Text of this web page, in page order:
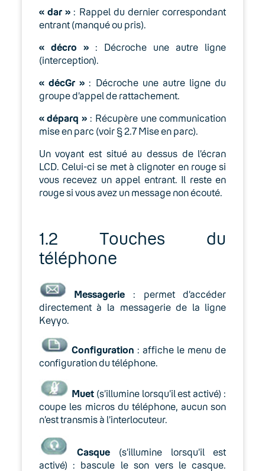
« dar » : Rappel du dernier correspondant
entrant (manqué ou pris).
« décro »: Décroche une autre ligne
(interception).
« décGr » : Décroche une autre ligne du
groupe d’appel de rattachement.
« déparq » : Récupère une communication
mise en parc (voir § 2.7 Mise en parc).
Un voyant est situé au dessus de l’écran
LCD. Celui-ci se met à clignoter en rouge si
vous recevez un appel entrant. Il reste en
rouge si vous avez un message non écouté.
1.2 Touches du
téléphone
Messagerie : permet d’accéder
directement à la messagerie de la ligne
Keyyo.
Configuration : affiche le menu de
configuration du téléphone.
Muet(s’illumine lorsqu’il est activé) :
coupe les micros du téléphone, aucun son
n’est transmis à l’interlocuteur.
Casque (s’illumine lorsqu’il est
activé) : bascule le son vers le casque.